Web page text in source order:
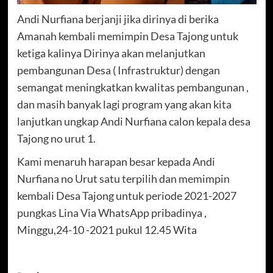
Andi Nurfiana berjanji jika dirinya di berika
Amanah kembali memimpin Desa Tajong untuk
ketiga kalinya Dirinya akan melanjutkan
pembangunan Desa ( Infrastruktur) dengan
semangat meningkatkan kwalitas pembangunan ,
dan masih banyak lagi program yang akan kita
lanjutkan ungkap Andi Nurfiana calon kepala desa
Tajong no urut 1.
Kami menaruh harapan besar kepada Andi
Nurfiana no Urut satu terpilih dan memimpin
kembali Desa Tajong untuk periode 2021-2027
pungkas Lina Via WhatsApp pribadinya ,
Minggu,24-10 -2021 pukul 12.45 Wita